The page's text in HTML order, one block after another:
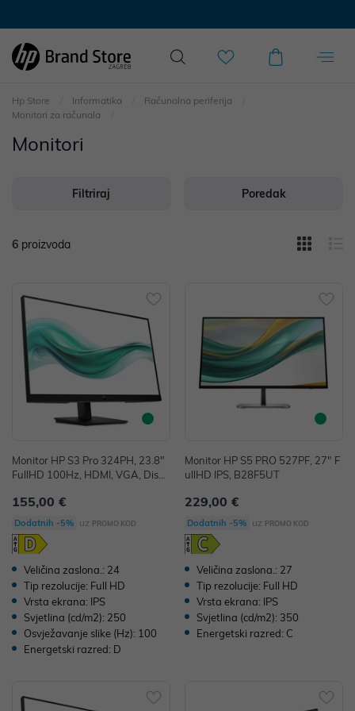
Hp Store Informatika
Računalna periferija
Monitori za računala
Monitori
Filtriraj Poredak
6 proizvoda
Monitor HP S3 Pro 324PH, 23.8"
FullHD 100Hz, HDMI, VGA, Displ
155,00 €
Dodatnih -5% uz PROMO KOD
Veličina zaslona.: 24
Tip rezolucije: Full HD
Vrsta ekrana: IPS
Svjetlina (cd/m2): 250
Osvježavanje slike (Hz): 100
Energetski razred: D
Monitor HP S5 PRO 527PF, 27" F
ullHD IPS, B28F5UT
229,00 €
Dodatnih -5% uz PROMO KOD
Veličina zaslona.: 27
Tip rezolucije: Full HD
Vrsta ekrana: IPS
Svjetlina (cd/m2): 350
Energetski razred: C